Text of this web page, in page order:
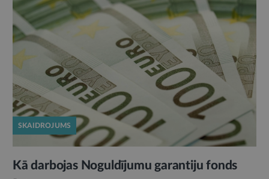
SKAIDROJUMS
Kā darbojas Noguldījumu garantiju fonds